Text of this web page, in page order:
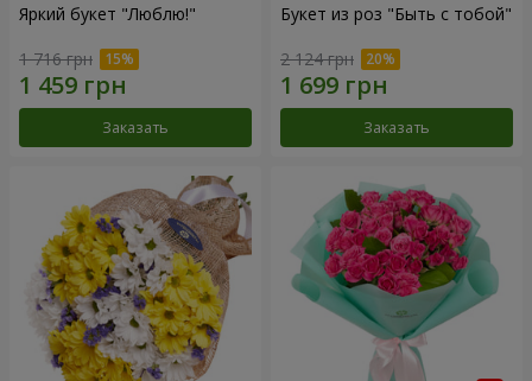
Яркий букет "Люблю!"
1 716 грн
Заказать
Букет из роз "Быть с тобой"
2 124 грн
Заказать